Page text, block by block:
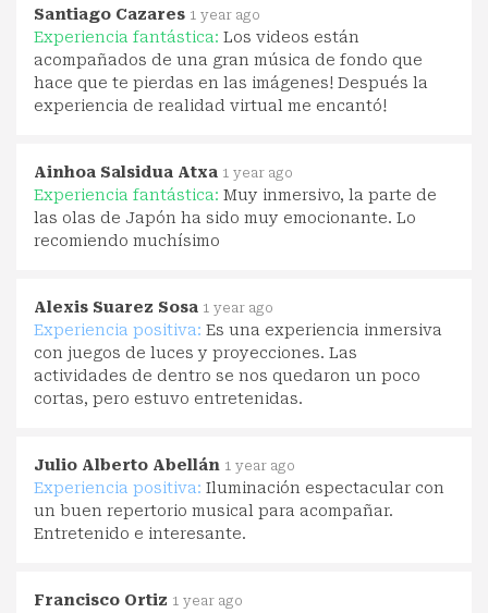
Santiago Cazares 1 year ago
Experiencia fantástica: Los videos están
acompañados de una gran música de fondo que
hace que te pierdas en las imágenes! Después la
experiencia de realidad virtual me encantó!
Ainhoa Salsidua Atxa 1 year ago
Experiencia fantástica: Muy inmersivo, la parte de
las olas de Japón ha sido muy emocionante. Lo
recomiendo muchísimo
Alexis Suarez Sosa 1 year ago
Experiencia positiva: Es una experiencia inmersiva
con juegos de luces y proyecciones. Las
actividades de dentro se nos quedaron un poco
cortas, pero estuvo entretenidas.
Julio Alberto Abellán 1 year ago
Experiencia positiva: Iluminación espectacular con
un buen repertorio musical para acompañar.
Entretenido e interesante.
Francisco Ortiz 1 year ago